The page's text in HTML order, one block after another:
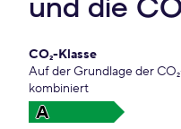
und die
CO₂-Klasse
Auf der Grundlage der
kombiniert
A